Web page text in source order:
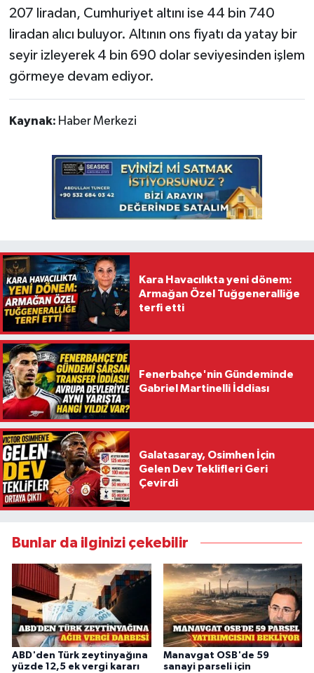
207 liradan, Cumhuriyet altını ise 44 bin 740
liradan alıcı buluyor. Altının ons fiyatı da yatay bir
seyir izleyerek 4 bin 690 dolar seviyesinden işlem
görmeye devam ediyor.
Kaynak: Haber Merkezi
Kara Havacılıkta yeni dönem:
Armağan Özel Tuğgeneralliğe
terfi etti
Fenerbahçe'nin Gündeminde
Gabriel Martinelli İddiası
Galatasaray, Osimhen İçin
Gelen Dev Teklifleri Geri
Çevirdi
Bunlar da ilginizi çekebilir
ABD'den Türk zeytinyağına
yüzde 12,5 ek vergi kararı
Manavgat OSB'de 59
sanayi parseli için